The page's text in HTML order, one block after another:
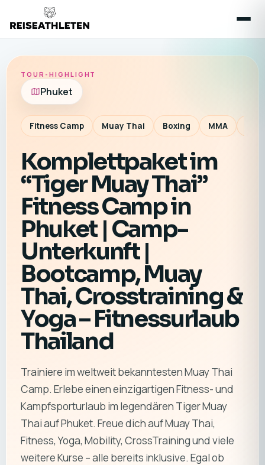
TOUR-HIGHLIGHT
Phuket
Fitness Camp Muay Thai Boxing MMA
Komplettpaket im
“Tiger Muay Thai”
Fitness Camp in
Phuket | Camp-
Unterkunft |
Bootcamp, Muay
Thai, Crosstraining &
Yoga – Fitnessurlaub
Thailand
Trainiere im weltweit bekanntesten Muay Thai
Camp. Erlebe einen einzigartigen Fitness- und
Kampfsporturlaub im legendären Tiger Muay
Thai auf Phuket. Freue dich auf Muay Thai,
Fitness, Yoga, Mobility, CrossTraining und viele
weitere Kurse – alle bereits inklusive. Egal ob